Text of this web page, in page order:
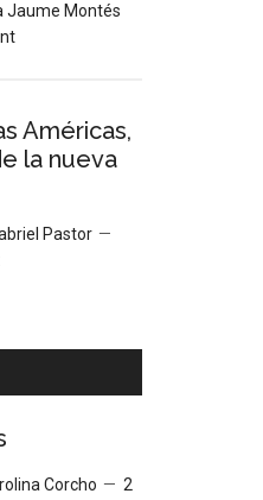
Jaume Montés
Américas,
la nueva
Pastor
Corcho
2